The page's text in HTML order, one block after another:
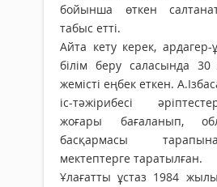
бойынша өткен
табыс етті.
Айта кету керек, ардагер-
білім беру саласында
жемісті еңбек еткен.
іс-тәжірибесі
жоғары бағаланып,
басқармасы
мектептерге таратылған.
Ұлағатты ұстаз 1984